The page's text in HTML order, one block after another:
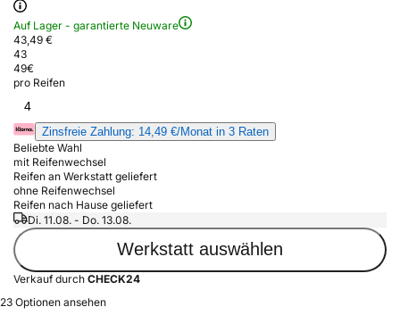
Auf Lager - garantierte Neuware
43,49 €
43
49€
pro Reifen
4
Zinsfreie Zahlung: 14,49 €/Monat in 3 Raten
Beliebte Wahl
mit Reifenwechsel
Reifen an Werkstatt geliefert
ohne Reifenwechsel
Reifen nach Hause geliefert
Di. 11.08. - Do. 13.08.
Werkstatt auswählen
Verkauf durch CHECK24
23 Optionen ansehen